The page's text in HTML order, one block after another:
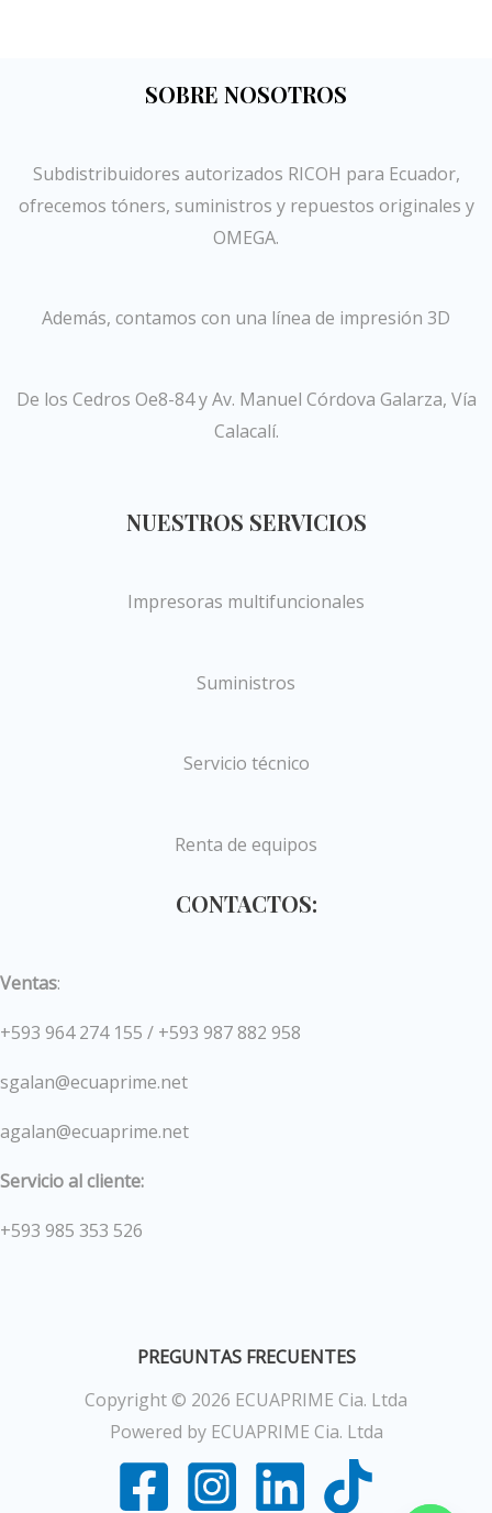
SOBRE NOSOTROS
Subdistribuidores autorizados RICOH para Ecuador,
ofrecemos tóners, suministros y repuestos originales y
OMEGA.
Además, contamos con una línea de impresión 3D
De los Cedros Oe8-84 y Av. Manuel Córdova Galarza, Vía
Calacalí.
NUESTROS SERVICIOS
Impresoras multifuncionales
Suministros
Servicio técnico
Renta de equipos
CONTACTOS:
Ventas:
+593 964 274 155 / +593 987 882 958
sgalan@ecuaprime.net
agalan@ecuaprime.net
Servicio al cliente:
+593 985 353 526
PREGUNTAS FRECUENTES
Copyright © 2026 ECUAPRIME Cia. Ltda
Powered by ECUAPRIME Cia. Ltda